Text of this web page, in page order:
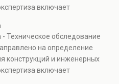
включает
безопасности.
покупке недвижимости,
объектов, а
и технических
Техническое обследование
на определение
конструкций и инженерных
включает